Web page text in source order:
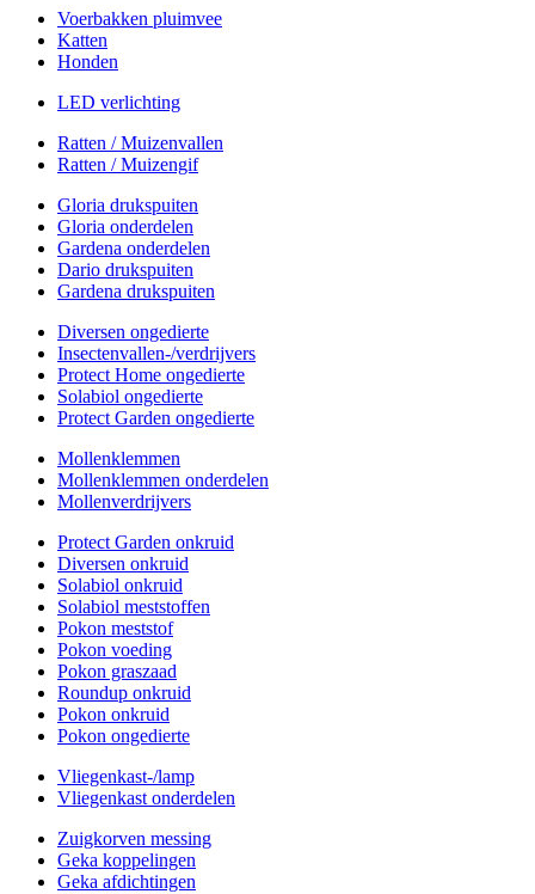
Voerbakken pluimvee
Katten
Honden
LED verlichting
Ratten / Muizenvallen
Ratten / Muizengif
Gloria drukspuiten
Gloria onderdelen
Gardena onderdelen
Dario drukspuiten
Gardena drukspuiten
Diversen ongedierte
Insectenvallen-/verdrijvers
Protect Home ongedierte
Solabiol ongedierte
Protect Garden ongedierte
Mollenklemmen
Mollenklemmen onderdelen
Mollenverdrijvers
Protect Garden onkruid
Diversen onkruid
Solabiol onkruid
Solabiol meststoffen
Pokon meststof
Pokon voeding
Pokon graszaad
Roundup onkruid
Pokon onkruid
Pokon ongedierte
Vliegenkast-/lamp
Vliegenkast onderdelen
Zuigkorven messing
Geka koppelingen
Geka afdichtingen